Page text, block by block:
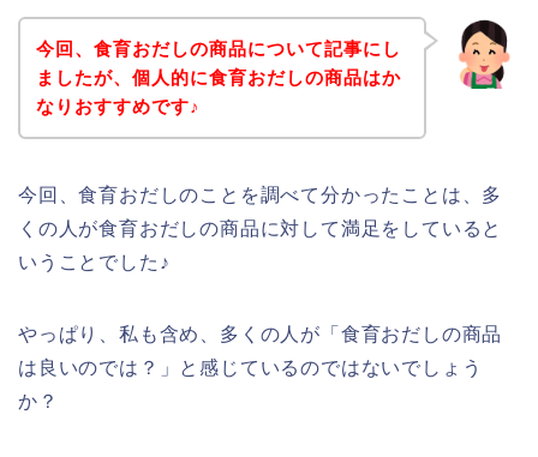
今回、食育おだしの商品について記事にし
ましたが、個人的に食育おだしの商品はか
なりおすすめです♪
今回、食育おだしのことを調べて分かったことは、多
くの人が食育おだしの商品に対して満足をしていると
いうことでした♪
やっぱり、私も含め、多くの人が「食育おだしの商品
は良いのでは？」と感じているのではないでしょう
か？